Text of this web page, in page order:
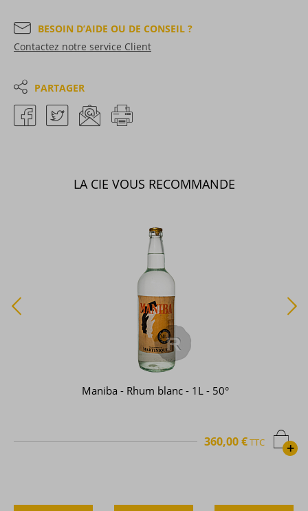
BESOIN D’AIDE OU DE CONSEIL ?
Contactez notre service Client
PARTAGER
LA CIE VOUS RECOMMANDE
Maniba - Rhum blanc - 1L - 50°
+
360,00 €TTC